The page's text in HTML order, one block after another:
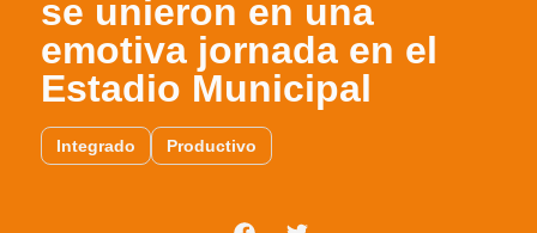
se unieron en una
emotiva jornada en el
Estadio Municipal
Integrado Productivo